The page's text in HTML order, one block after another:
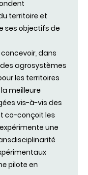
territoire et
ses objectifs de
concevoir, dans
agrosystèmes
les territoires
meilleure
vis-à-vis des
co-conçoit les
une
pilote en